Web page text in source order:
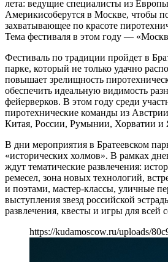
лета: ведущие специалисты из
Америкисоберутся в Москве, чтобы
захватывающее по красоте
Тема фестиваля в этом году —
Фестиваль по традиции пройдет в
парке, который не только удачно
повышает зрелищность
обеспечить идеальную видимость
фейерверков. В этом году среди
пиротехнические команды из
Китая, России, Румынии, Хорватии и
В дни мероприятия в Братеевском
«исторических холмов». В рамках
ждут тематические развлечения:
ремесел, зона новых технологий,
и поэтами, мастер-классы, уличные
выступления звезд российской
развлечения, квесты и игры для всей
https://kudamoscow.ru/uploads/